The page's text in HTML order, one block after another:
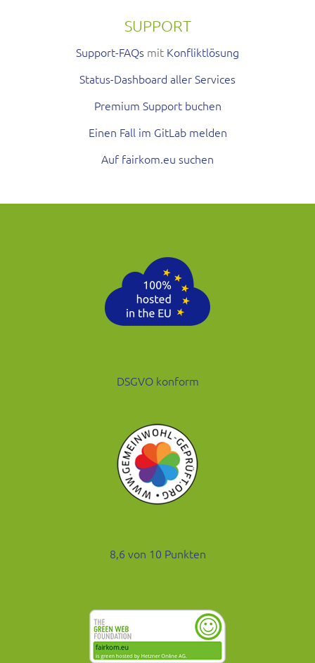
SUPPORT
Support-FAQs mit Konfliktlösung
Status-Dashboard aller Services
Premium Support buchen
Einen Fall im GitLab melden
Auf fairkom.eu suchen
DSGVO konform
8,6 von 10 Punkten